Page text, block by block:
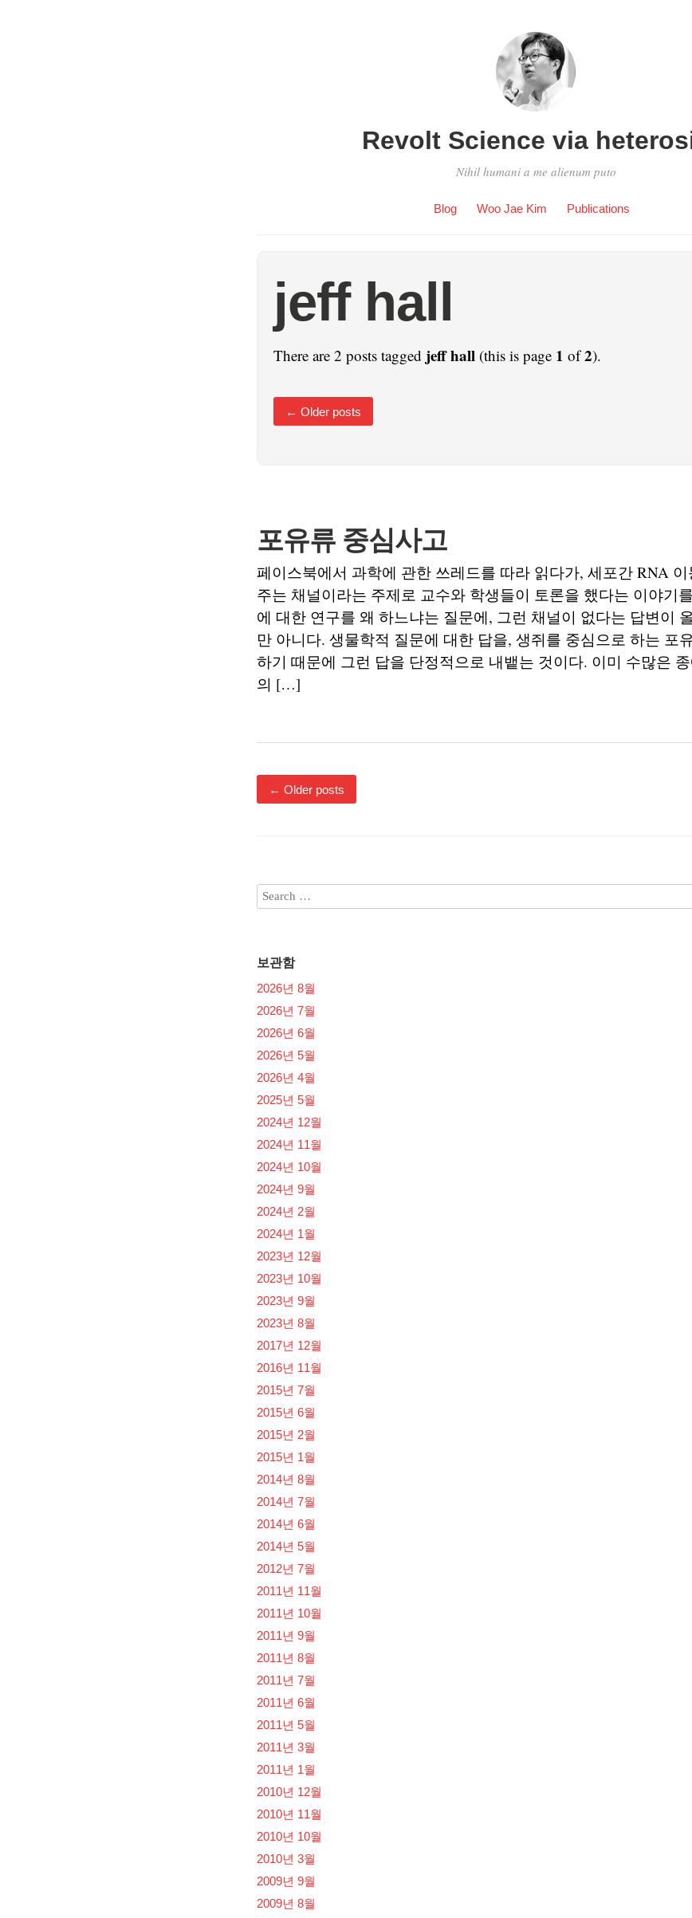
Revolt Science via
Nihil humani a me alienum puto
Blog Woo Jae Kim Publications
jeff hall
There are 2 posts tagged jeff hall (this is page 1 of2).
← Older posts
포유류 중심사고
페이스북에서 과학에 관한 쓰레드를 따라 읽다가, 세포간 RNA
주는 채널이라는 주제로 교수와 학생들이 토론을 했다는 이야기
에 대한 연구를 왜 하느냐는 질문에, 그런 채널이 없다는 답변이
만 아니다. 생물학적 질문에 대한 답을, 생쥐를 중심으로 하는 포
하기 때문에 그런 답을 단정적으로 내뱉는 것이다. 이미 수많은
의 […]
← Older posts
보관함
2026년 8월
2026년 7월
2026년 6월
2026년 5월
2026년 4월
2025년 5월
2024년 12월
2024년 11월
2024년 10월
2024년 9월
2024년 2월
2024년 1월
2023년 12월
2023년 10월
2023년 9월
2023년 8월
2017년 12월
2016년 11월
2015년 7월
2015년 6월
2015년 2월
2015년 1월
2014년 8월
2014년 7월
2014년 6월
2014년 5월
2012년 7월
2011년 11월
2011년 10월
2011년 9월
2011년 8월
2011년 7월
2011년 6월
2011년 5월
2011년 3월
2011년 1월
2010년 12월
2010년 11월
2010년 10월
2010년 3월
2009년 9월
2009년 8월